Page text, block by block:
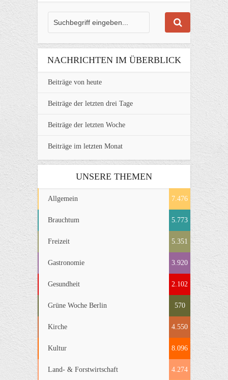
NACHRICHTEN IM ÜBERBLICK
Beiträge von heute
Beiträge der letzten drei Tage
Beiträge der letzten Woche
Beiträge im letzten Monat
UNSERE THEMEN
Allgemein 7.476
Brauchtum 5.773
Freizeit 5.351
Gastronomie 3.920
Gesundheit 2.102
Grüne Woche Berlin 570
Kirche 4.550
Kultur 8.096
Land- & Forstwirtschaft 4.274